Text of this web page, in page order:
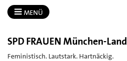
MENÜ
SPD FRAUEN München-​Land
Feministisch. Lautstark. Hartnäckig.